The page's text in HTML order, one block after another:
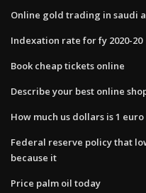
Online gold trading in saudi
Indexation rate for fy 2020-20
Book cheap tickets online
Describe your best online
How much us dollars is 1 euro
Federal reserve policy that
because it
Price palm oil today